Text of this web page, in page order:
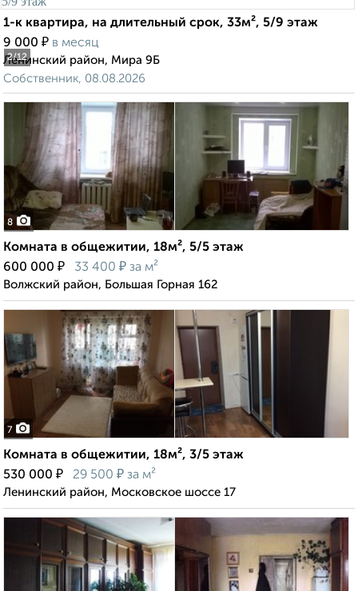
2/12
1-к квартира, на длительный срок, 33м², 5/9 этаж
9 000 ₽ в месяц
Ленинский район, Мира 9Б
Собственник, 08.08.2026
8
Комната в общежитии, 18м², 5/5 этаж
600 000 ₽ 33 400 ₽ за м²
Волжский район, Большая Горная 162
7
Комната в общежитии, 18м², 3/5 этаж
530 000 ₽ 29 500 ₽ за м²
Ленинский район, Московское шоссе 17